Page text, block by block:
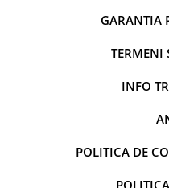
GARANTIA
TERMENI
INFO
POLITICA DE